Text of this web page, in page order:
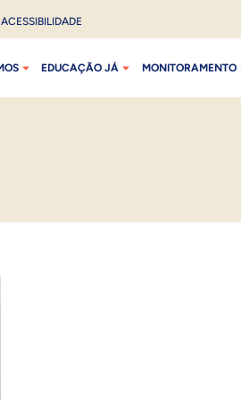
ACESSIBILIDADE
EDUCAÇÃO JÁ MONITORAMENTO